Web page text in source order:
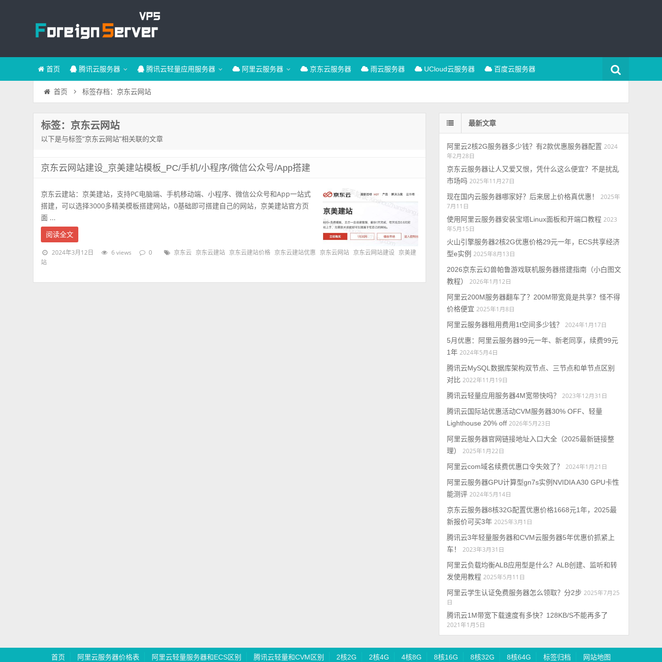
首页 腾讯云服务器 腾讯云轻量应用服务器 阿里云服务器 京东云服务器 雨云服务器 UCloud云服务器 百度云服务器
首页 标签存档：京东云网站
标签：京东云网站
以下是与标签“京东云网站”相关联的文章
京东云网站建设_京美建站模板_PC/手机/小程序/微信公众号/App搭建
京东云建站：京美建站，支持PC电脑端、手机移动端、小程序、微信公众号和App一站式
搭建，可以选择3000多精美模板搭建网站，0基础即可搭建自己的网站，京美建站官方页
面 ...
阅读全文
2024年3月12日 6 views 0 京东云 京东云建站 京东云建站价格 京东云建站优惠 京东云网站 京东云网站建设
京美建
站
最新文章
阿里云2核2G服务器多少钱？有2款优惠服务器配置 2024
年2月28日
京东云服务器让人又爱又恨，凭什么这么便宜？不是扰乱
市场吗 2025年11月27日
现在国内云服务器哪家好？后来居上价格真优惠！
2025年
7月11日
使用阿里云服务器安装宝塔Linux面板和开端口教程 2023
年5月15日
火山引擎服务器2核2G优惠价格29元一年，ECS共享经济
型e实例 2025年8月13日
2026京东云幻兽帕鲁游戏联机服务器搭建指南（小白图文
教程）
2026年1月12日
阿里云200M服务器翻车了？200M带宽竟是共享？怪不得
价格便宜 2025年1月8日
阿里云服务器租用费用1t空间多少钱？
2024年1月17日
5月优惠：阿里云服务器99元一年、新老同享，续费99元
1年 2024年5月4日
腾讯云MySQL数据库架构双节点、三节点和单节点区别
对比 2022年11月19日
腾讯云轻量应用服务器4M宽带快吗？
2023年12月31日
腾讯云国际站优惠活动CVM服务器30% OFF、轻量
Lighthouse 20% off 2026年5月23日
阿里云服务器官网链接地址入口大全（2025最新链接整
理）
2025年1月22日
阿里云com域名续费优惠口令失效了？
2024年1月21日
阿里云服务器GPU计算型gn7s实例NVIDIA A30 GPU卡性
能测评 2024年5月14日
京东云服务器8核32G配置优惠价格1668元1年，2025最
新报价可买3年 2025年3月1日
腾讯云3年轻量服务器和CVM云服务器5年优惠价抓紧上
车！
2023年3月31日
阿里云负载均衡ALB应用型是什么？ALB创建、监听和转
发使用教程 2025年5月11日
阿里云学生认证免费服务器怎么领取？分2步 2025年7月25
日
腾讯云1M带宽下载速度有多快？128KB/S不能再多了
2021年1月5日
首页 阿里云服务器价格表 阿里云轻量服务器和ECS区别 腾讯云轻量和CVM区别 2核2G 2核4G 4核8G 8核16G 8核32G 8核64G 标签归档 网站地图